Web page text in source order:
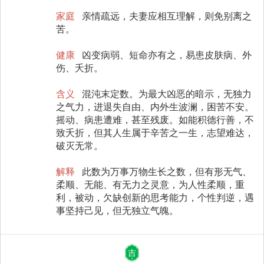
家庭
亲情疏远，夫妻应相互理解，则免别离之
苦。
健康
凶变病弱、短命亦有之，易患皮肤病、外
伤、夭折。
含义
混沌末定数。为最大凶恶的暗示，无独力
之气力，进退失自由、内外生波澜，困苦不安。
摇动、病患遭难，甚至残废。如能积德行善，不
致夭折，但其人生属于辛苦之一生，志望难达，
破灭无常。
解释
此数为万事万物生长之数，但有形无气、
柔顺、无能、有无力之灵意，为人性柔顺，重
利，被动，欠缺创新的思考能力，个性判逆，遇
事坚持己见，但无独立气魄。
吉